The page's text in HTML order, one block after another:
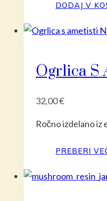
DODAJ V
Ogrlica S
32,00€
Ročno izdelano iz
PREBERI